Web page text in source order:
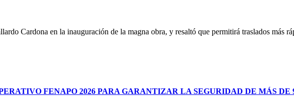
Cardona en la inauguración de la magna obra, y resaltó que permitirá traslados más
FENAPO 2026 PARA GARANTIZAR LA SEGURIDAD DE MÁS